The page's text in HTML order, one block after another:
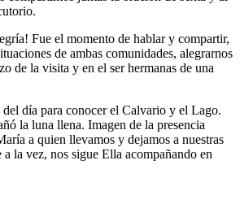
Fue el momento de hablar y compartir,
de ambas comunidades, alegrarnos
de la visita y en el ser hermanas de una
día para conocer el Calvario y el Lago.
la luna llena. Imagen de la presencia
a quien llevamos y dejamos a nuestras
la vez, nos sigue Ella acompañando en